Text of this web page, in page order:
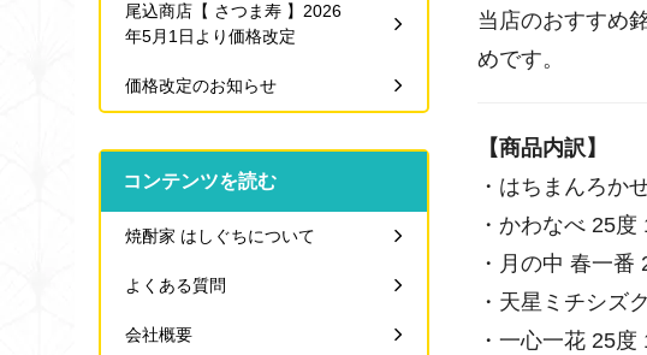
当店のおすすめ
めです。
【商品内訳】
・はちまんろか
・かわなべ 25度
・月の中 春一番
・天星ミチシズ
・一心一花 25度
尾込商店【 さつま寿 】2026
年5月1日より価格改定
価格改定のお知らせ
コンテンツを読む
焼酎家 はしぐちについて
よくある質問
会社概要